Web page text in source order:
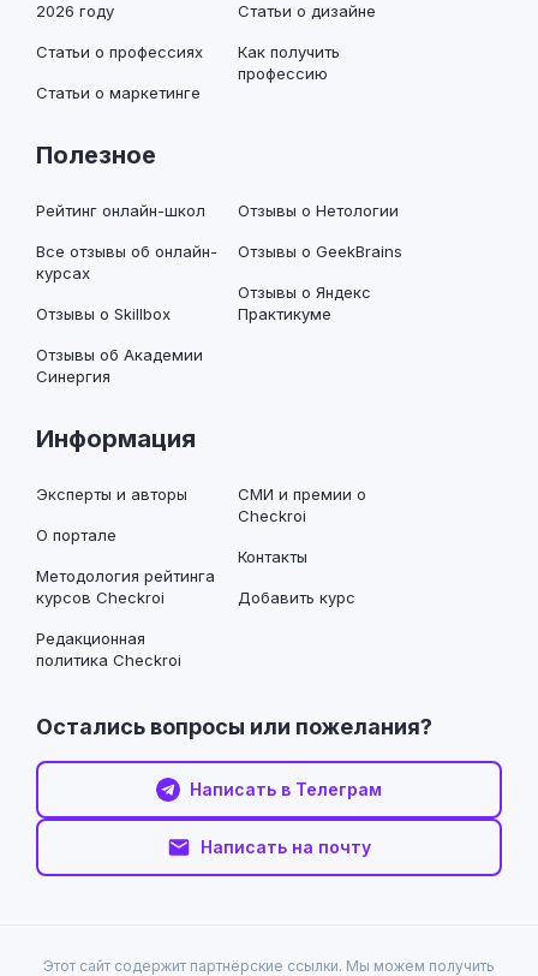
2026 году
Статьи о профессиях
Статьи о маркетинге
Статьи о дизайне
Как получить
профессию
Полезное
Рейтинг онлайн-школ
Все отзывы об онлайн-
курсах
Отзывы о Skillbox
Отзывы об Академии
Синергия
Отзывы о Нетологии
Отзывы о GeekBrains
Отзывы о Яндекс
Практикуме
Информация
Эксперты и авторы
О портале
Методология рейтинга
курсов Checkroi
Редакционная
политика Checkroi
СМИ и премии о
Checkroi
Контакты
Добавить курс
Остались вопросы или пожелания?
Написать в Телеграм
Написать на почту
Этот сайт содержит партнёрские ссылки. Мы можем получить